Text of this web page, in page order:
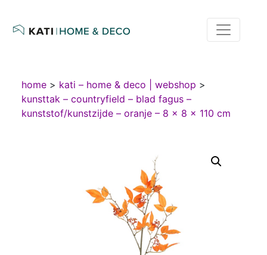
home > kati – home & deco | webshop >
kunsttak – countryfield – blad fagus –
kunststof/kunstzijde – oranje – 8 x 8 x 110 cm